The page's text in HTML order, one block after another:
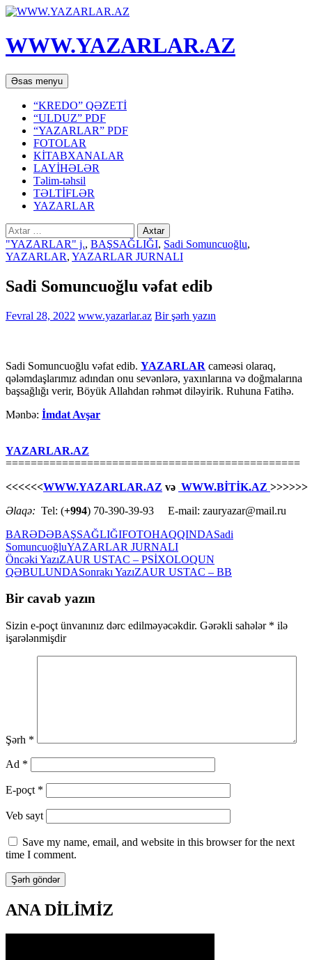
WWW.YAZARLAR.AZ
Axtar
Əsas menyu Mühtəviyyata
keç
“KREDO” QƏZETİ
“ULDUZ” PDF
“YAZARLAR” PDF
FOTOLAR
KİTABXANALAR
LAYİHƏLƏR
Təlim-təhsil
TƏLTİFLƏR
YAZARLAR
Axtarış:
"YAZARLAR" j., BAŞSAĞLIĞI, Sadi Somuncuoğlu,
YAZARLAR, YAZARLAR JURNALI
Sadi Somuncuoğlu vəfat edib
Fevral 28, 2022 www.yazarlar.az Bir şərh yazın
Sadi Somuncuoğlu vəfat edib. YAZARLAR cameəsi olaraq,
qələmdaşlarımız adından onu sevənlərə, yaxınlarına və doğmalarına
başsağlığı verir, Böyük Allahdan rəhmət diləyirik. Ruhuna Fatihə.
Mənbə: İmdat Avşar
YAZARLAR.AZ
===============================================
<<<<<<WWW.YAZARLAR.AZ və WWW.BİTİK.AZ >>>>>>
Əlaqə: Tel: (+994) 70-390-39-93 E-mail: zauryazar@mail.ru
BARƏDƏBAŞSAĞLIĞIFOTOHAQQINDASadi
SomuncuoğluYAZARLAR JURNALI
Yazılar
üzrə
naviqasiya
Öncəki YazıZAUR USTAC – PSİXOLOQUN
QƏBULUNDASonrakı YazıZAUR USTAC – BB
Bir cavab yazın
Sizin e-poçt ünvanınız dərc edilməyəcəkdir. Gərəkli sahələr * ilə
işarələnmişdir
Şərh *
Ad *
E-poçt *
Veb sayt
Save my name, email, and website in this browser for the next
time I comment.
ANA DİLİMİZ